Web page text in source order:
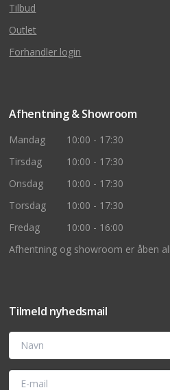
Tilbud
Outlet
Forhandler login
Afhentning & Showroom
Mandag
10:00 - 17:30
Tirsdag
10:00 - 17:30
Onsdag
10:00 - 17:30
Torsdag
10:00 - 17:30
Fredag
10:00 - 16:00
Afhentning og showroom er åben
Tilmeld nyhedsmail
Navn
E-mail